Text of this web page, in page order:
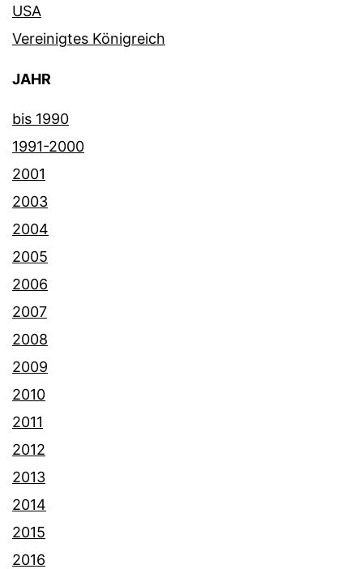
USA
Vereinigtes Königreich
JAHR
bis 1990
1991-2000
2001
2003
2004
2005
2006
2007
2008
2009
2010
2011
2012
2013
2014
2015
2016